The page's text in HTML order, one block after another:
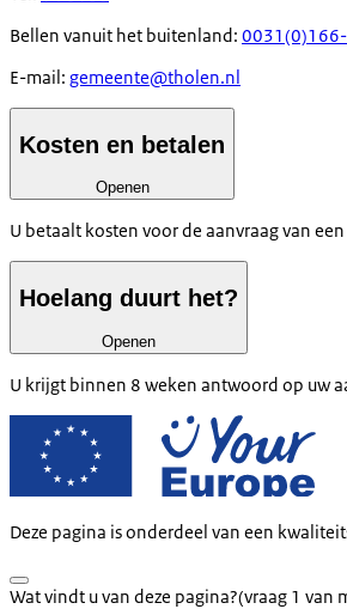
Bellen vanuit het buitenland:
E-mail: gemeente@tholen.nl
Kosten en betalen
Openen
U betaalt kosten voor de aanvraag van
Hoelang duurt het?
Openen
U krijgt binnen 8 weken antwoord op uw
Deze pagina is onderdeel van een
Wat vindt u van deze pagina?(vraag 1 van